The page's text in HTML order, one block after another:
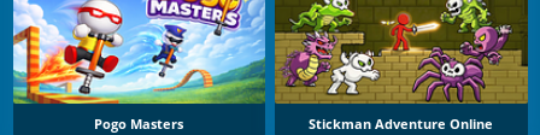
Pogo Masters Stickman Adventure Online